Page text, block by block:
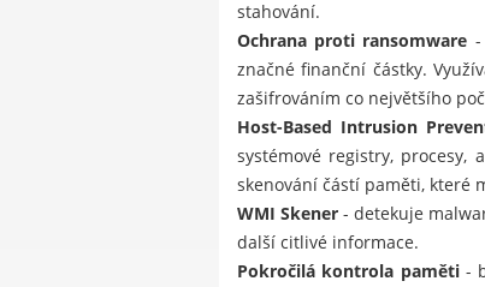
stahování.
Ochrana proti ransomware
značné finanční částky.
zašifrováním co největšího
Host-Based Intrusion
systémové registry, procesy,
skenování částí paměti, které
WMI Skener - detekuje
další citlivé informace.
Pokročilá kontrola paměti-